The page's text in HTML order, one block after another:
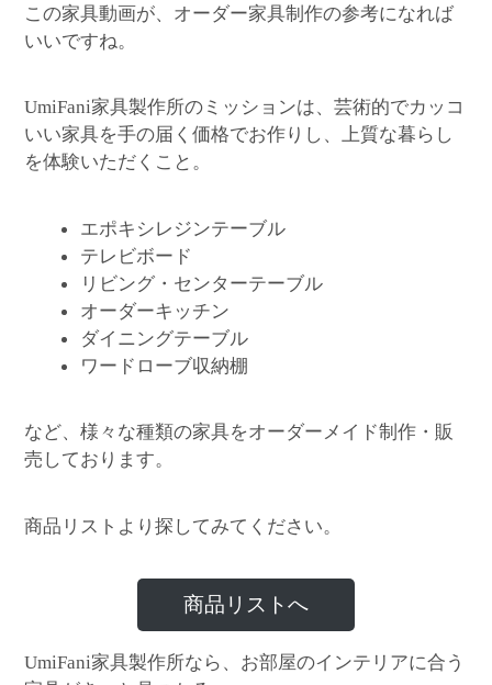
この家具動画が、オーダー家具制作の参考になれば
いいですね。
UmiFani家具製作所のミッションは、芸術的でカッコ
いい家具を手の届く価格でお作りし、上質な暮らし
を体験いただくこと。
エポキシレジンテーブル
テレビボード
リビング・センターテーブル
オーダーキッチン
ダイニングテーブル
ワードローブ収納棚
など、様々な種類の家具をオーダーメイド制作・販
売しております。
商品リストより探してみてください。
商品リストへ
UmiFani家具製作所なら、お部屋のインテリアに合う